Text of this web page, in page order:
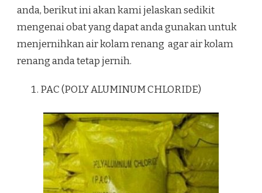
anda, berikut ini akan kami jelaskan sedikit
mengenai obat yang dapat anda gunakan untuk
menjernihkan air kolam renang agar air kolam
renang anda tetap jernih.
PAC (POLY ALUMINUM CHLORIDE)